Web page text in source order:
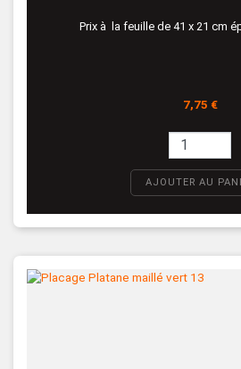
Prix à la feuille de 41 x 21 cm
Prix
7,75 €
AJOUTER AU